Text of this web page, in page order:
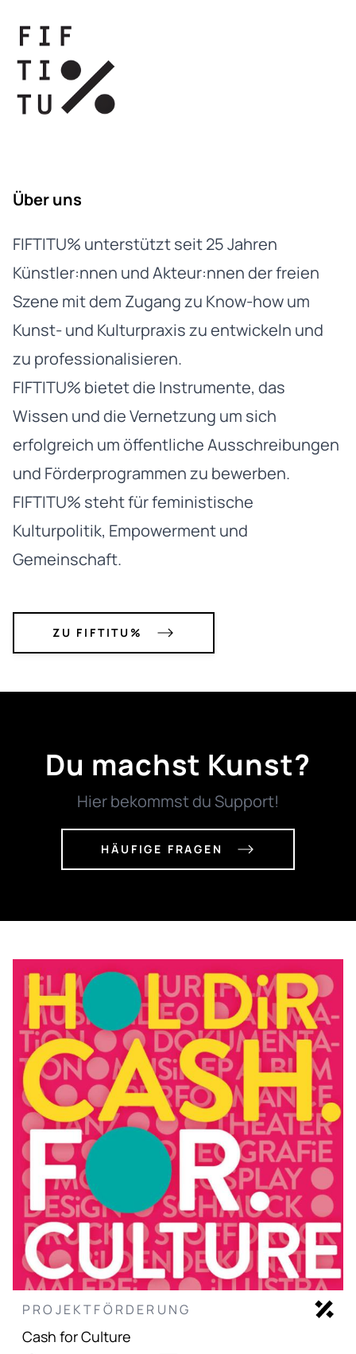
Über uns
FIFTITU% unterstützt seit 25 Jahren
Künstler:nnen und Akteur:nnen der freien
Szene mit dem Zugang zu Know-how um
Kunst- und Kulturpraxis zu entwickeln und
zu professionalisieren.
FIFTITU% bietet die Instrumente, das
Wissen und die Vernetzung um sich
erfolgreich um öffentliche Ausschreibungen
und Förderprogrammen zu bewerben.
FIFTITU% steht für feministische
Kulturpolitik, Empowerment und
Gemeinschaft.
ZU FIFTITU%
Du machst Kunst?
Hier bekommst du Support!
HÄUFIGE FRAGEN
PROJEKTFÖRDERUNG
Cash for Culture